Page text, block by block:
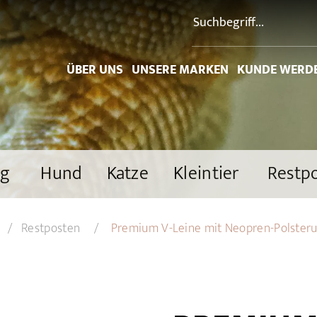
ÜBER UNS UNSERE MARKEN KUNDE
Hund Katze Kleintier
Restposten Premium V-Leine mit Neopren-